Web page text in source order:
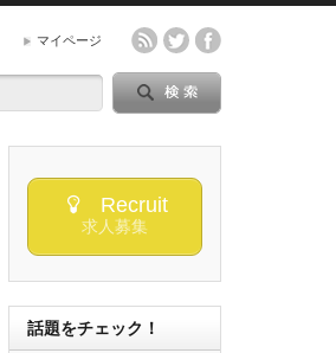
マイページ
Recruit
求人募集
話題をチェック！